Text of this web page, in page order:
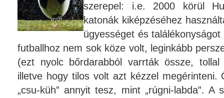
szerepel: i.e. 2000 körül
katonák kiképzéséhez
ügyességet és
futballhoz nem sok köze volt, leginkább
(ezt nyolc bőrdarabból varrták össze,
illetve hogy tilos volt azt kézzel
„csu-küh” annyit tesz, mint „rúgni-labda”. A